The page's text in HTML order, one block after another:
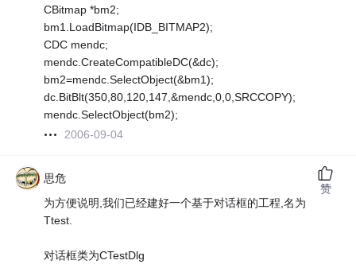
CBitmap *bm2;
bm1.LoadBitmap(IDB_BITMAP2);
CDC mendc;
mendc.CreateCompatibleDC(&dc);
bm2=mendc.SelectObject(&bm1);
dc.BitBlt(350,80,120,147,&mendc,0,0,SRCCOPY);
mendc.SelectObject(bm2);
2006-09-04
思危
为方便说明,我们已经建好一个基于对话框的工程,名为
Ttest.
对话框类为CTestDlg
赞